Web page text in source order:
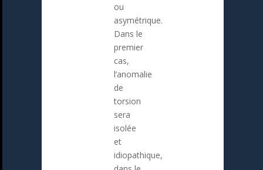
ou
asymétrique.
Dans le
premier
cas,
l’anomalie
de
torsion
sera
isolée
et
idiopathique,